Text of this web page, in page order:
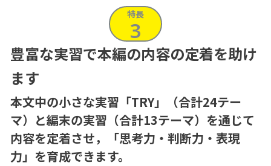
特長
3
豊富な実習で本編の内容の定着を助け
ます
本文中の小さな実習「TRY」（合計24テー
マ）と編末の実習（合計13テーマ）を通じて
内容を定着させ，「思考力・判断力・表現
力」を育成できます。